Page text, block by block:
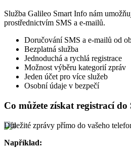
Služba Galileo Smart Info nám
prostřednictvím SMS a e-mailů.
Doručování SMS a e-mailů od
Bezplatná služba
Jednoduchá a rychlá registrace
Možnost výběru kategorií zpráv
Jeden účet pro více služeb
Osobní údaje v bezpečí
Co můžete získat registrací
Důležité zprávy přímo do vašeho
Například: